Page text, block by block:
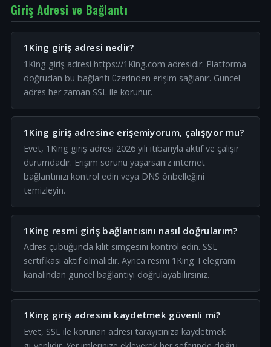
Giriş Adresi ve Bağlantı
1King giriş adresi nedir?
1King giriş adresi https://1King.com adresidir. Platforma
doğrudan bu bağlantı üzerinden erişim sağlanır. Güncel
adres her zaman SSL ile korunur.
1King giriş adresine erişemiyorum, çalışıyor mu?
Evet, 1King giriş adresi 2026 yılı itibarıyla aktif ve çalışır
durumdadır. Erişim sorunu yaşarsanız internet
bağlantınızı kontrol edin veya DNS önbelleğini
temizleyin.
1King resmi giriş bağlantısını nasıl doğrularım?
Adres çubuğunda kilit simgesini kontrol edin. SSL
sertifikası aktif olmalıdır. Ayrıca resmi 1King Telegram
kanalından güncel bağlantıyı doğrulayabilirsiniz.
1King giriş adresini kaydetmek güvenli mi?
Evet, SSL ile korunan adresi tarayıcınıza kaydetmek